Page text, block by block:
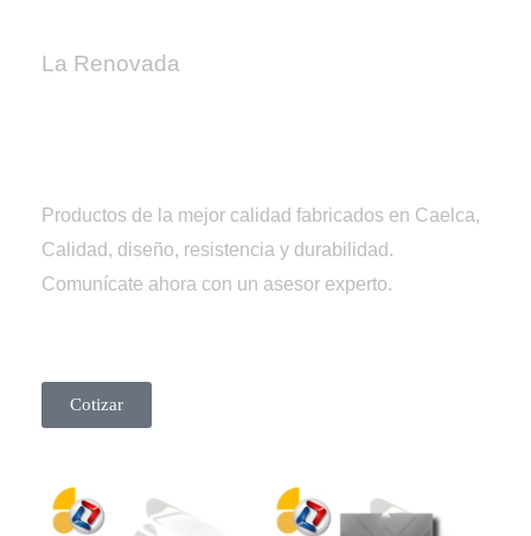
La Renovada
Productos de la mejor calidad fabricados en Caelca,
Calidad, diseño, resistencia y durabilidad.
Comunícate ahora con un asesor experto.
Cotizar